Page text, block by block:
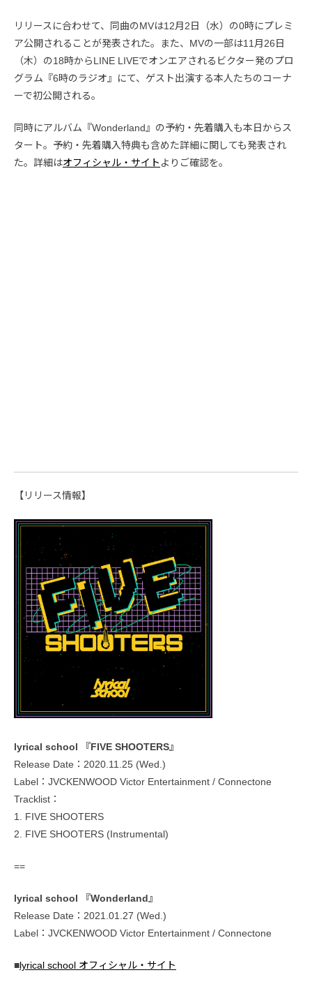
リリースに合わせて、同曲のMVは12月2日（水）の0時にプレミ
ア公開されることが発表された。また、MVの一部は11月26日
（木）の18時からLINE LIVEでオンエアされるビクター発のプロ
グラム『6時のラジオ』にて、ゲスト出演する本人たちのコーナ
ーで初公開される。
同時にアルバム『Wonderland』の予約・先着購入も本日からス
タート。予約・先着購入特典も含めた詳細に関しても発表され
た。詳細はオフィシャル・サイト よりご確認を。
【リリース情報】
lyrical school 『FIVE SHOOTERS』
Release Date：2020.11.25 (Wed.)
Label：JVCKENWOOD Victor Entertainment / Connectone
Tracklist：
1. FIVE SHOOTERS
2. FIVE SHOOTERS (Instrumental)
==
lyrical school 『Wonderland』
Release Date：2021.01.27 (Wed.)
Label：JVCKENWOOD Victor Entertainment / Connectone
■lyrical school オフィシャル・サイト